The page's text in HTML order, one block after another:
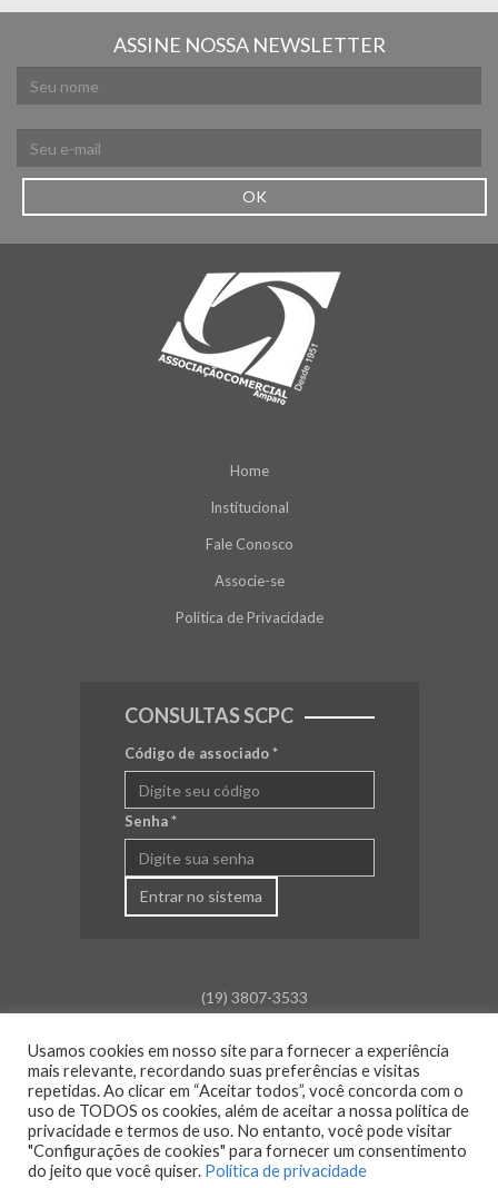
ASSINE NOSSA NEWSLETTER
OK
Home
Institucional
Fale Conosco
Associe-se
Política de Privacidade
CONSULTAS SCPC
Código de associado*
Senha*
Entrar no sistema
(19) 3807-3533
Rua Barão de Campinas, 675
Centro - Amparo - SP
Atendimento:
Segunda a sexta: das 8h30 às 18h00
Sáb., Dom. e Feriado: Fechado
Usamos cookies em nosso site para fornecer a experiência
mais relevante, recordando suas preferências e visitas
repetidas. Ao clicar em “Aceitar todos”, você concorda com o
uso de TODOS os cookies, além de aceitar a nossa política de
privacidade e termos de uso. No entanto, você pode visitar
"Configurações de cookies" para fornecer um consentimento
do jeito que você quiser. Política de privacidade